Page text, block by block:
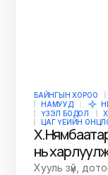
БАЙНГЫН ХОРОО
НАМУУД
ҮЗЭЛ БОДОЛ
ЦАГ ҮЕИЙН
нь
Хууль зүй,